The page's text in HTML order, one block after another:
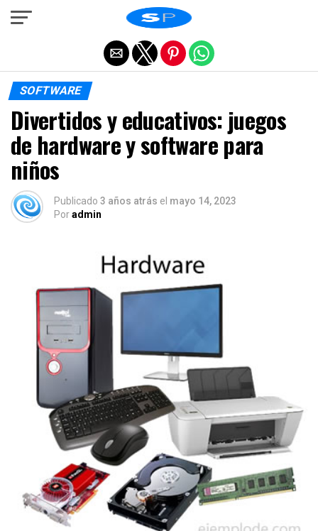
SOFTWARE
Divertidos y educativos: juegos
de hardware y software para
niños
Publicado 3 años atrás el mayo 14, 2023
Poradmin
Salir de la versión móvil